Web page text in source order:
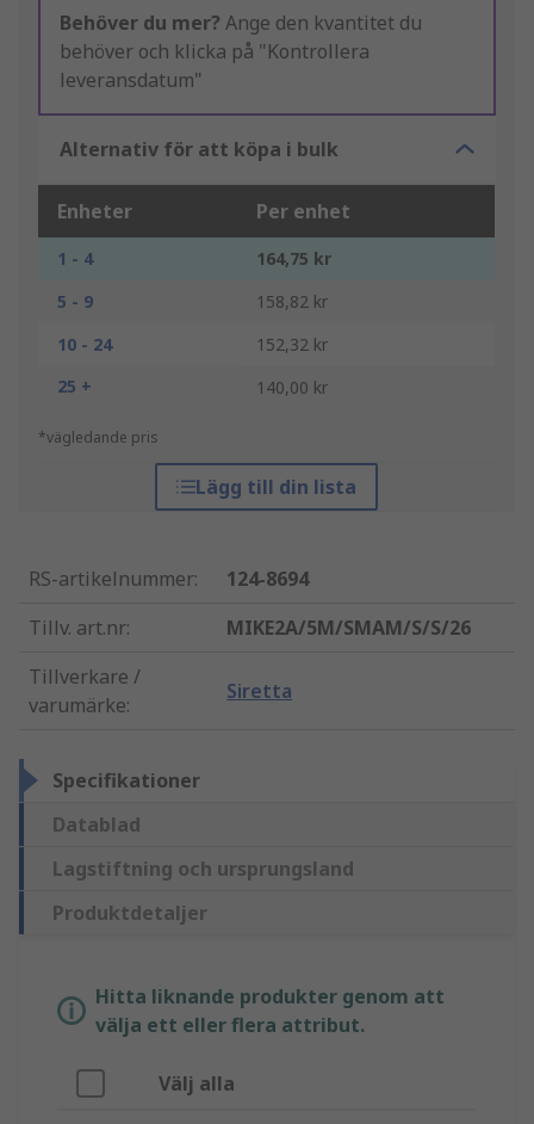
Behöver du mer? Ange den kvantitet du
behöver och klicka på "Kontrollera
leveransdatum"
Alternativ för att köpa i bulk
Enheter Per enhet
1 - 4
164,75 kr
5 - 9
158,82 kr
10 - 24
152,32 kr
25 +
140,00 kr
*vägledande pris
Lägg till din lista
RS-artikelnummer:
124-8694
Tillv. art.nr:
MIKE2A/5M/SMAM/S/S/26
Tillverkare /
varumärke:
Siretta
Specifikationer
Datablad
Lagstiftning och ursprungsland
Produktdetaljer
Hitta liknande produkter genom att
välja ett eller flera attribut.
Välj alla